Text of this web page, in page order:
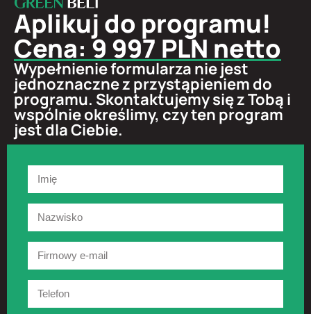
Aplikuj do programu!
Cena: 9 997 PLN netto
Wypełnienie formularza nie jest
jednoznaczne z przystąpieniem do
programu. Skontaktujemy się z Tobą i
wspólnie określimy, czy ten program
jest dla Ciebie.